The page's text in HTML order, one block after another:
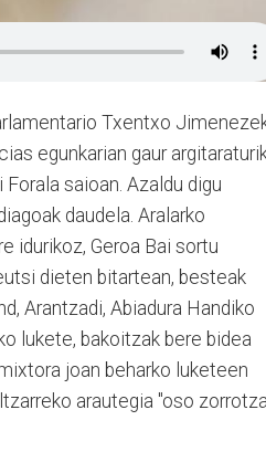
Txentxo
egunkarian gaur
saioan. Azaldu digu
daudela. Aralarko
idurikoz, Geroa Bai sortu
dieten bitartean, besteak
Arantzadi, Abiadura Handiko
lukete, bakoitzak bere bidea
joan beharko luketeen
arautegia "oso